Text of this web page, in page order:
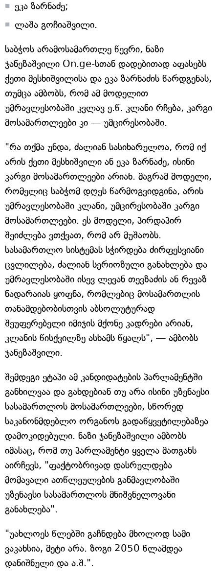
ეკა ზარნაძე;
ლაშა გოჩიაშვილი.
საბჭოს არამოსამართლე წევრი, ნაზი
ჯანეზაშვილი On.ge-სთან დადებითად აფასებს
ქეთი მესხიშვილისა და ეკა ზარნაძის წარდგენას,
თუმცა ამბობს, რომ ამ მოდელით
უმრავლესობაში კვლავ ე.წ. კლანი რჩება, კარგი
მოსამართლეები კი — უმცირესობაში.
"რა თქმა უნდა, ძალიან სასიხარულოა, რომ იქ
არის ქეთი მესხიშვილი ან ეკა ზარნაძე, ისინი
კარგი მოსამართლეები არიან. მაგრამ მოდელი,
რომელიც საბჭომ დღეს წარმოგვიდგინა, არის
უმრავლესობაში კლანი, უმცირესობაში კარგი
მოსამართლეები. ეს მოდელი, პირდაპირ
შეიძლება ვთქვათ, რომ არ მუშაობს.
სასამართლო სისტემას სჭირდება ძირფესვიანი
ცვლილება, ძალიან სერიოზული განახლება და
უმრავლესობაში ისევ ლევან თევზაძის ან რევაზ
ნადარაიას ყოფნა, რომლებიც მოსამართლის
თანამდებობისთვის აბსოლუტურად
შეუფერებელი იმიჯის მქონე კადრები არიან,
კლანის წისქვილზე ასხამს წყალს", — ამბობს
ჯანეზაშვილი.
შემდეგი ეტაპი ამ კანდიდატების პარლამენტში
განხილვაა და გახდებიან თუ არა ისინი უზენაესი
სასამართლოს მოსამართლეები, სწორედ
საკანონმდებლო ორგანოს გადაწყვეტილებაზეა
დამოკიდებული. ნაზი ჯანეზაშვილი ამბობს
იმასაც, რომ თუ პარლამენტი ყველა მათგანს
აირჩევს, "ფაქტობრივად დასრულდება
მომავალი ათწლეულების განმავლობაში
უზენაესი სასამართლოს მნიშვნელოვანი
განახლება".
"უახლოეს წლებში გაჩნდება მხოლოდ სამი
ვაკანსია, მეტი არა. ზოგი 2050 წლამდეა
დანიშნული და ა.შ.".